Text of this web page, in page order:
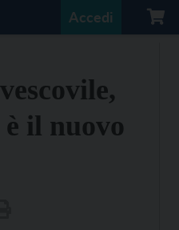
Accedi
il nuovo